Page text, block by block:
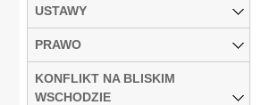
USTAWY
PRAWO
KONFLIKT NA BLISKIM
WSCHODZIE